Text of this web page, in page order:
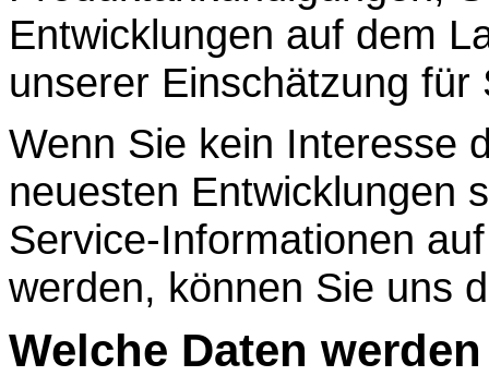
Entwicklungen auf dem
unserer Einschätzung
Wenn Sie kein Interesse
neuesten Entwicklungen
Service-Informationen
werden, können Sie uns
Welche Daten